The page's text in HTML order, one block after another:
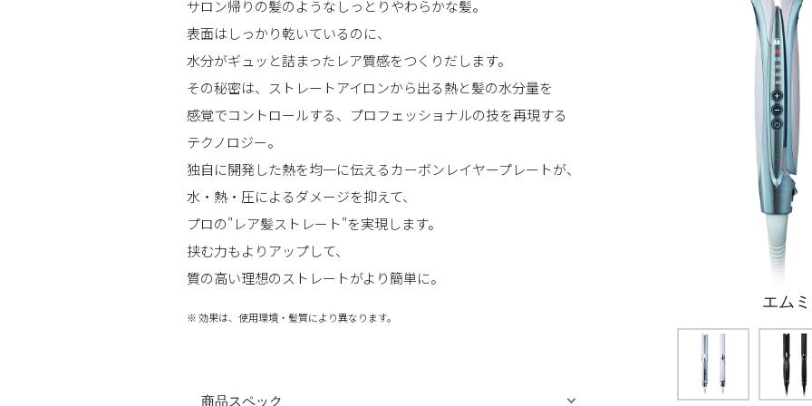
サロン帰りの髪のようなしっとりやわらかな髪。
表面はしっかり乾いているのに、
水分がギュッと詰まったレア質感をつくりだします。
その秘密は、ストレートアイロンから出る熱と髪の水分量を
感覚でコントロールする、プロフェッショナルの技を再現する
テクノロジー。
独自に開発した熱を均一に伝えるカーボンレイヤープレートが、
水・熱・圧によるダメージを抑えて、
プロの"レア髪ストレート"を実現します。
挟む力もよりアップして、
質の高い理想のストレートがより簡単に。
※ 効果は、使用環境・髪質により異なります。
エム
商品スペック